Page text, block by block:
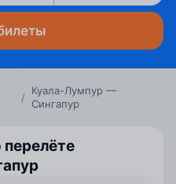
/
Куала-Лумпур —
Сингапур